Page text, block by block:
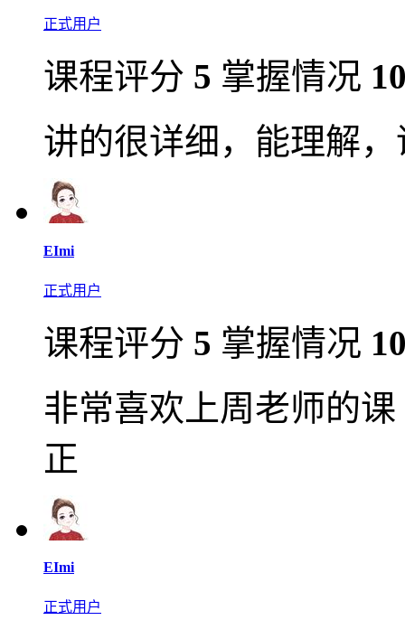
正式用户
课程评分 5 掌握情况
讲的很详细，能理解
EImi
正式用户
课程评分 5 掌握情况
非常喜欢上周老师的
正
EImi
正式用户